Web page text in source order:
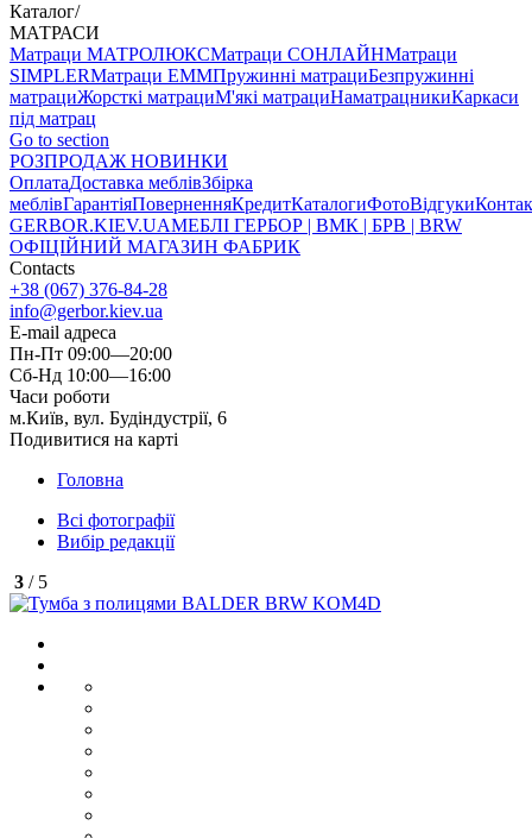
Каталог/
МАТРАСИ
Матраци МАТРОЛЮКСМатраци СОНЛАЙНМатраци
SIMPLERМатраци ЕММПружинні матрациБезпружинні
матрациЖорсткі матрациМ'які матрациНаматрацникиКаркаси
під матрац
Go to section
РОЗПРОДАЖ НОВИНКИ
ОплатаДоставка меблівЗбірка
меблівГарантіяПоверненняКредитКаталогиФотоВідгуки
GERBOR.KIEV.UAМЕБЛI ГЕРБОР | ВМК | БРВ | BRW
ОФІЦІЙНИЙ МАГАЗИН ФАБРИК
Contacts
+38 (067) 376-84-28
info@gerbor.kiev.ua
E-mail адреса
Пн-Пт 09:00—20:00
Сб-Нд 10:00—16:00
Часи роботи
м.Київ, вул. Будіндустрії, 6
Подивитися на карті
Головна
Всі фотографії
Вибір редакції
3 / 5